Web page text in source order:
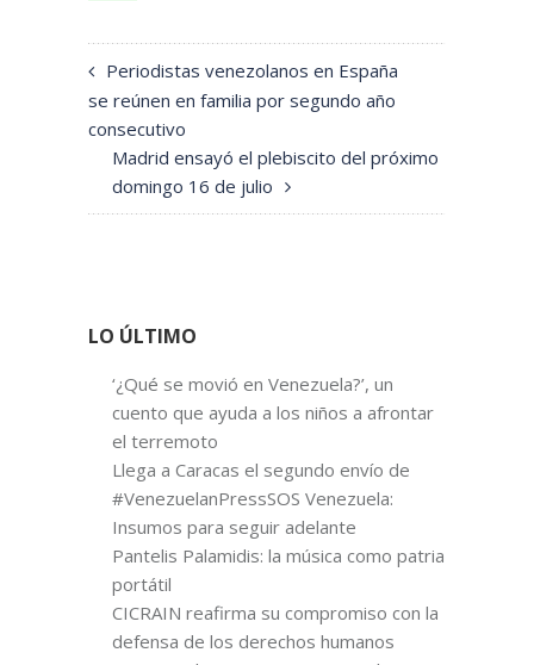
Periodistas venezolanos en España
se reúnen en familia por segundo año
consecutivo
Madrid ensayó el plebiscito del próximo
domingo 16 de julio
LO ÚLTIMO
‘¿Qué se movió en Venezuela?’, un
cuento que ayuda a los niños a afrontar
el terremoto
Llega a Caracas el segundo envío de
#VenezuelanPressSOS Venezuela:
Insumos para seguir adelante
Pantelis Palamidis: la música como patria
portátil
CICRAIN reafirma su compromiso con la
defensa de los derechos humanos